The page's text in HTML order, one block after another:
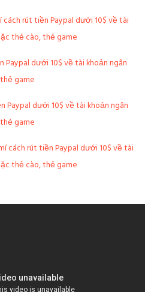
cách rút tiền Paypal dưới 10$ về tài
thẻ cào, thẻ game
Paypal dưới 10$ về tài khoản ngân
game
Paypal dưới 10$ về tài khoản ngân
game
cách rút tiền Paypal dưới 10$ về tài
thẻ cào, thẻ game